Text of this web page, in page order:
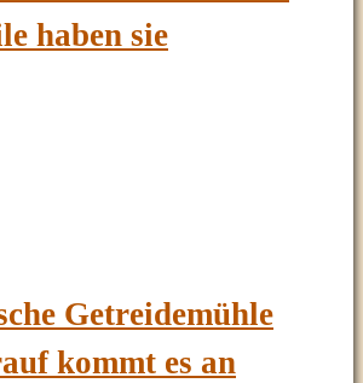
haben sie
Getreidemühle
kommt es an